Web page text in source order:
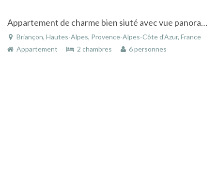
Appartement de charme bien siuté avec vue panoramique à Briançon dans les Hautes-Alpes
Briançon, Hautes-Alpes, Provence-Alpes-Côte d'Azur, France
Appartement
2 chambres 6 personnes